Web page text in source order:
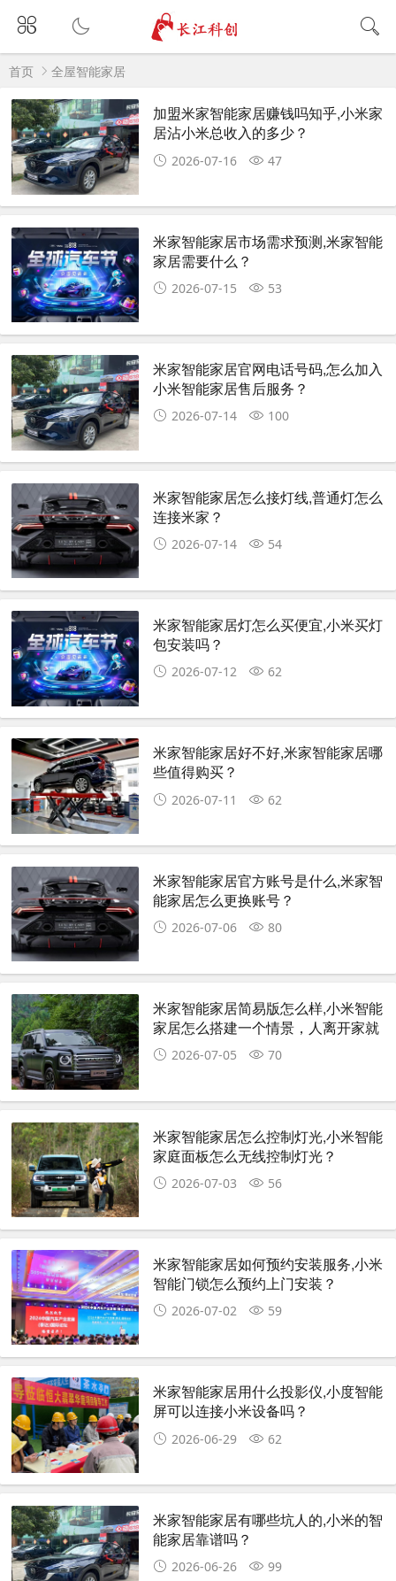
首页 全屋智能家居
加盟米家智能家居赚钱吗知乎,小米家
居沾小米总收入的多少？
2026-07-16 47
米家智能家居市场需求预测,米家智能
家居需要什么？
2026-07-15 53
米家智能家居官网电话号码,怎么加入
小米智能家居售后服务？
2026-07-14 100
米家智能家居怎么接灯线,普通灯怎么
连接米家？
2026-07-14 54
米家智能家居灯怎么买便宜,小米买灯
包安装吗？
2026-07-12 62
米家智能家居好不好,米家智能家居哪
些值得购买？
2026-07-11 62
米家智能家居官方账号是什么,米家智
能家居怎么更换账号？
2026-07-06 80
米家智能家居简易版怎么样,小米智能
家居怎么搭建一个情景，人离开家就
关掉家里所有开关？
2026-07-05 70
米家智能家居怎么控制灯光,小米智能
家庭面板怎么无线控制灯光？
2026-07-03 56
米家智能家居如何预约安装服务,小米
智能门锁怎么预约上门安装？
2026-07-02 59
米家智能家居用什么投影仪,小度智能
屏可以连接小米设备吗？
2026-06-29 62
米家智能家居有哪些坑人的,小米的智
能家居靠谱吗？
2026-06-26 99